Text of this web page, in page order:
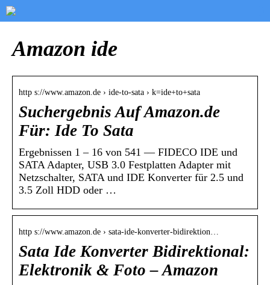
Amazon ide
http s://www.amazon.de › ide-to-sata › k=ide+to+sata
Suchergebnis Auf Amazon.de
Für: Ide To Sata
Ergebnissen 1 – 16 von 541 — FIDECO IDE und
SATA Adapter, USB 3.0 Festplatten Adapter mit
Netzschalter, SATA und IDE Konverter für 2.5 und
3.5 Zoll HDD oder …
http s://www.amazon.de › sata-ide-konverter-bidirektion…
Sata Ide Konverter Bidirektional:
Elektronik & Foto – Amazon